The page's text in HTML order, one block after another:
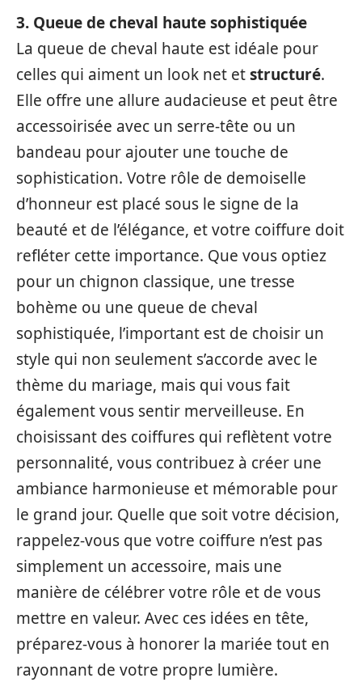
3. Queue de cheval haute sophistiquée
La queue de cheval haute est idéale pour
celles qui aiment un look net etstructuré.
Elle offre une allure audacieuse et peut être
accessoirisée avec un serre-tête ou un
bandeau pour ajouter une touche de
sophistication. Votre rôle de demoiselle
d’honneur est placé sous le signe de la
beauté et de l’élégance, et votre coiffure doit
refléter cette importance. Que vous optiez
pour un chignon classique, une tresse
bohème ou une queue de cheval
sophistiquée, l’important est de choisir un
style qui non seulement s’accorde avec le
thème du mariage, mais qui vous fait
également vous sentir merveilleuse. En
choisissant des coiffures qui reflètent votre
personnalité, vous contribuez à créer une
ambiance harmonieuse et mémorable pour
le grand jour. Quelle que soit votre décision,
rappelez-vous que votre coiffure n’est pas
simplement un accessoire, mais une
manière de célébrer votre rôle et de vous
mettre en valeur. Avec ces idées en tête,
préparez-vous à honorer la mariée tout en
rayonnant de votre propre lumière.